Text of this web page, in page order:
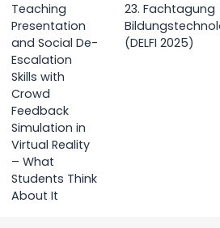
Teaching
Presentation
and Social De-
Escalation
Skills with
Crowd
Feedback
Simulation in
Virtual Reality
– What
Students Think
About It
23. Fachtagung
(DELFI 2025)